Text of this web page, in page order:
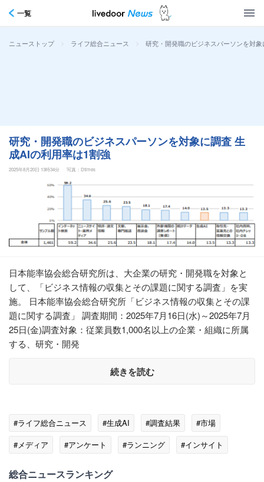
一覧
ニューストップ > ライフ総合ニュース > 研究・開発職のビジネスパーソンを対
研究・開発職のビジネスパーソンを対象に調査 生
成AIの利用率は1割強
2025年8月20日 13時34分 写真：Dtimes
日本能率協会総合研究所は、大企業の研究・開発職を対象と
して、「ビジネス情報の収集とその課題に関する調査」を実
施。 日本能率協会総合研究所「ビジネス情報の収集とその課
題に関する調査」 調査期間：2025年7月16日(水)～2025年7月
25日(金)調査対象：従業員数1,000名以上の企業・組織に所属
する、研究・開発
続きを読む
#ライフ総合ニュース #生成AI #調査結果
#市場
#メディア
#アンケート #ランニング #インサイト
総合ニュースランキング